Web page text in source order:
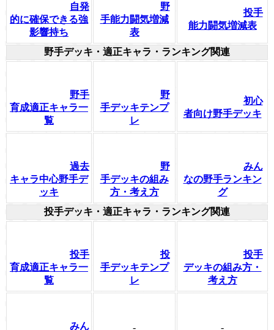
自発
的に確保できる強
影響持ち
野
手能力闘気増減
表
投手
能力闘気増減表
野手デッキ・適正キャラ・ランキング関連
野手
育成適正キャラ一
覧
野
手デッキテンプ
レ
初心
者向け野手デッキ
過去
キャラ中心野手デ
ッキ
野
手デッキの組み
方・考え方
みん
なの野手ランキン
グ
投手デッキ・適正キャラ・ランキング関連
投手
育成適正キャラ一
覧
投
手デッキテンプ
レ
投手
デッキの組み方・
考え方
みん - -